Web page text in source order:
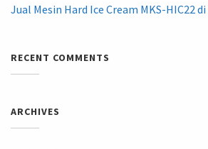
Jual Mesin Hard Ice Cream MKS-HIC22
RECENT COMMENTS
ARCHIVES